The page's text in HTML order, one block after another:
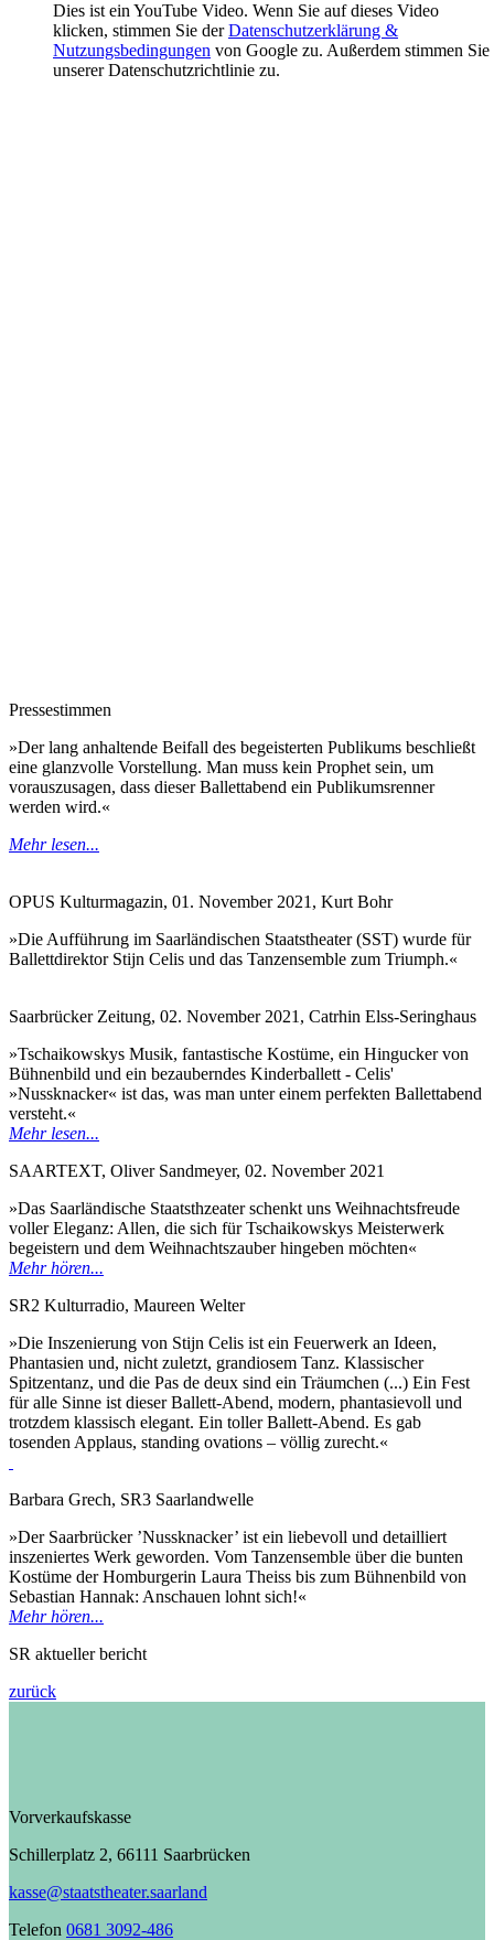
Dies ist ein YouTube Video. Wenn Sie auf dieses Video
klicken, stimmen Sie derDatenschutzerklärung &
Nutzungsbedingungen von Google zu. Außerdem stimmen Sie
unserer Datenschutzrichtlinie zu.
Pressestimmen
»Der lang anhaltende Beifall des begeisterten Publikums beschließt
eine glanzvolle Vorstellung. Man muss kein Prophet sein, um
vorauszusagen, dass dieser Ballettabend ein Publikumsrenner
werden wird.«
Mehr lesen...
OPUS Kulturmagazin, 01. November 2021, Kurt Bohr
»Die Auf­füh­rung im Saar­län­di­schen Staats­thea­ter (SST) wur­de für
Bal­lett­di­rek­tor Sti­jn Ce­lis und das Tanz­ensem­ble zum Tri­umph.«
Saarbrücker Zeitung, 02. November 2021, Catrhin Elss-Seringhaus
»Tschaikowskys Musik, fantastische Kostüme, ein Hingucker von
Bühnenbild und ein bezauberndes Kinderballett - Celis'
»Nussknacker« ist das, was man unter einem perfekten Ballettabend
versteht.«
Mehr lesen...
SAARTEXT, Oliver Sandmeyer, 02. November 2021
»Das Saarländische Staatsthzeater schenkt uns Weihnachtsfreude
voller Eleganz: Allen, die sich für Tschaikowskys Meisterwerk
begeistern und dem Weihnachtszauber hingeben möchten«
Mehr hören...
SR2 Kulturradio, Maureen Welter
»Die Inszenierung von Stijn Celis ist ein Feuerwerk an Ideen,
Phantasien und, nicht zuletzt, grandiosem Tanz. Klassischer
Spitzentanz, und die Pas de deux sind ein Träumchen (...) Ein Fest
für alle Sinne ist dieser Ballett-Abend, modern, phantasievoll und
trotzdem klassisch elegant. Ein toller Ballett-Abend. Es gab
tosenden Applaus, standing ovations – völlig zurecht.«
Barbara Grech, SR3 Saarlandwelle
»Der Saarbrücker ’Nussknacker’ ist ein liebevoll und detailliert
inszeniertes Werk geworden. Vom Tanzensemble über die bunten
Kostüme der Homburgerin Laura Theiss bis zum Bühnenbild von
Sebastian Hannak: Anschauen lohnt sich!«
Mehr hören...
SR aktueller bericht
zurück
Vorverkaufskasse
Schillerplatz 2, 66111 Saarbrücken
kasse@staatstheater.saarland
Telefon 0681 3092-486